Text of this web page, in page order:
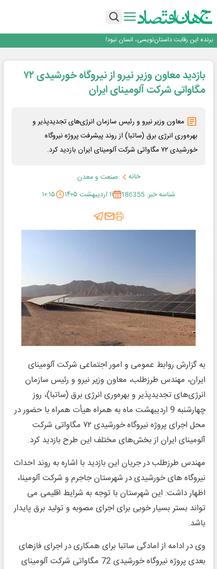
بانک تجارت، تأمین‌کننده مالی پروژه بازسازی فازهای ۴ و ۵ پارس حنوبی
برنده این رقابت داستان‌نویسی، انسان نبود!
هوش مصنوعی سرکش در متا هم جنجال به پا کرد
بانک تجارت، تأمین‌کننده مالی پروژه بازسازی فازهای ۴ و ۵ پارس حنوبی
جمنای دستیار اصلی گوشی‌های اندرویدی می‌شود
بازدید معاون وزیر نیرو از نیروگاه خورشیدی ۷۲
مگاواتی شرکت آلومینای ایران
معاون وزیر نیرو و رئیس سازمان انرژی‌های تجدیدپذیر و
بهره‌وری انرژی برق (ساتبا) از روند پیشرفت پروژه نیروگاه
خورشیدی ۷۲ مگاواتی شرکت آلومینای ایران بازدید کرد.
خانه
صنعت و معدن
شناسه خبر: 186355
۱۱ اردیبهشت ۱۴۰۵ ۱۰:۱۵
به گزارش روابط عمومی و امور اجتماعی شرکت آلومینای
ایران، مهندس طرزطلب، معاون وزیر نیرو و رئیس سازمان
انرژی‌های تجدیدپذیر و بهره‌وری انرژی برق (ساتبا)، روز
چهارشنبه 9 اردیبهشت ماه به همراه هیأت همراه با حضور در
محل اجرای پروژه نیروگاه خورشیدی ۷۲ مگاواتی شرکت
آلومینای ایران از بخش‌های مختلف این طرح بازدید کرد.
مهندس طرزطلب در جریان این بازدید با اشاره به روند احداث
نیروگاه های خورشیدی در شهرستان جاجرم و شرکت آلومینا،
اظهار داشت: این شهرستان با توجه به شرایط اقلیمی می
تواند بستر بسیار خوبی برای اجرای مصوبه و تولید برق پایدار
باشد.
وی در ادامه از امادگی ساتبا برای همکاری در اجرای فازهای
بعدی پروژه نیروگاه خورشیدی 72 مگاواتی شرکت آلومینای